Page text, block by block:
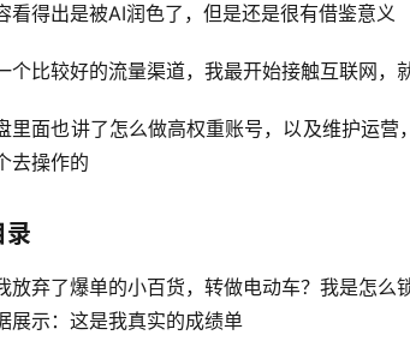
看得出是被AI润色了，但是还是很有借鉴意义
个比较好的流量渠道，我最开始接触互联网，
里面也讲了怎么做高权重账号，以及维护运
去操作的
录
放弃了爆单的小百货，转做电动车？我是怎么
展示：这是我真实的成绩单